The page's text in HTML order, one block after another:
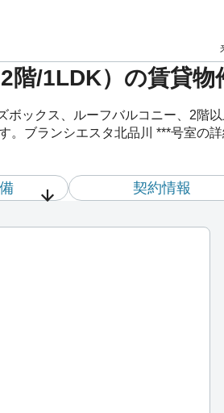
/1LDK）の賃貸物
ックス、ルーフバルコニー、2階
。ブランシエスタ北品川 ***号室の
契約情報